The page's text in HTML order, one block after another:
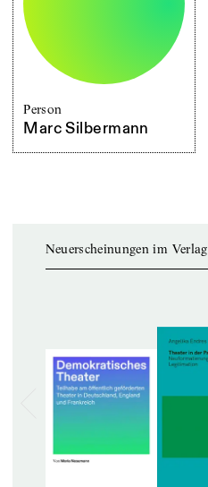
Person
Marc Silbermann
Neuerscheinungen im Verlag